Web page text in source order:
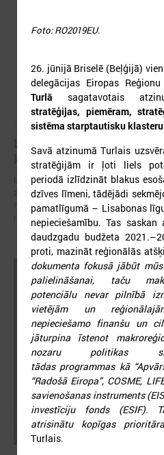
2026. gada 05. augusts
LPS aicina piedalīties
kopienas krīzē" 11.
latvijas Pašvaldību savienība
aicina piedalīties seminārā “Stiprinot
rīcība un pieredzes apmaiņa starp
notiks šī gada 11.augustā no
Foto: RO2019EU.
26. jūnijā Briselē (Beļģijā)
delegācijas Eiropas
Turlā sagatavotais
stratēģijas, piemēram,
sistēma starptautisku
Savā atzinumā Turlais
stratēģijām ir ļoti liels
periodā izlīdzināt blakus
dzīves līmeni, tādējādi
pamatlīgumā – Lisabonas
nepieciešamību. Tas
daudzgadu budžeta
proti, mazināt reģionālās
dokumenta fokusā jābūt
palielināšanai, taču
potenciālu nevar pilnībā
vietējām un
nepieciešamo finanšu un
jāturpina īstenot
nozaru politikas
tādas programmas kā
“Radošā Eiropa”, COSME,
savienošanas instruments
investīciju fonds (ESIF).
atrisinātu kopīgas
Turlais.